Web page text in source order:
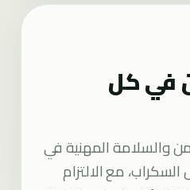
في كل
والسلامة المهنية في
مع الالتزام